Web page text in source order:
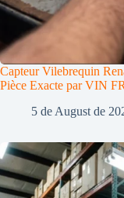
Capteur Vilebrequin
Pièce Exacte par VIN
5 de August de